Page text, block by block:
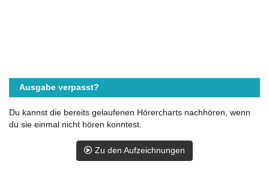
Ausgabe verpasst?
Du kannst die bereits gelaufenen Hörercharts nachhören, wenn
du sie einmal nicht hören konntest.
Zu den Aufzeichnungen